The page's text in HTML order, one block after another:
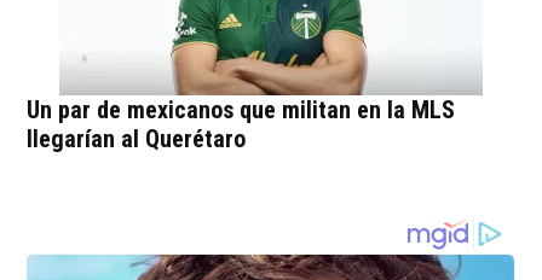
Un par de mexicanos que militan en la MLS
llegarían al Querétaro